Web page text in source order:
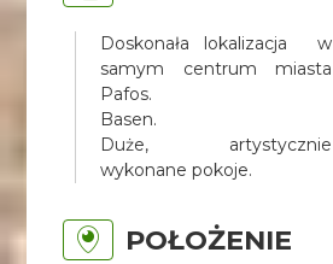
Doskonała lokalizacja w
samym centrum miasta
Pafos.
Basen.
Duże, artystycznie
wykonane pokoje.
POŁOŻENIE